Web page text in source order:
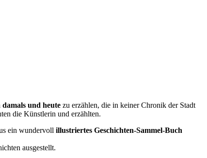
damals und heute zu erzählen, die in keiner Chronik der Stadt
die Künstlerin und erzählten.
ein wundervoll illustriertes Geschichten-Sammel-Buch
ausgestellt.